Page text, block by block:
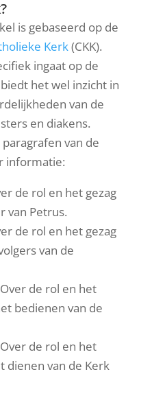
is gebaseerd op de
Kerk(CKK).
ingaat op de
het wel inzicht in
van de
en diakens.
van de
informatie:
de rol en het gezag
van Petrus.
de rol en het gezag
van de
de rol en het
bedienen van de
de rol en het
dienen van de Kerk